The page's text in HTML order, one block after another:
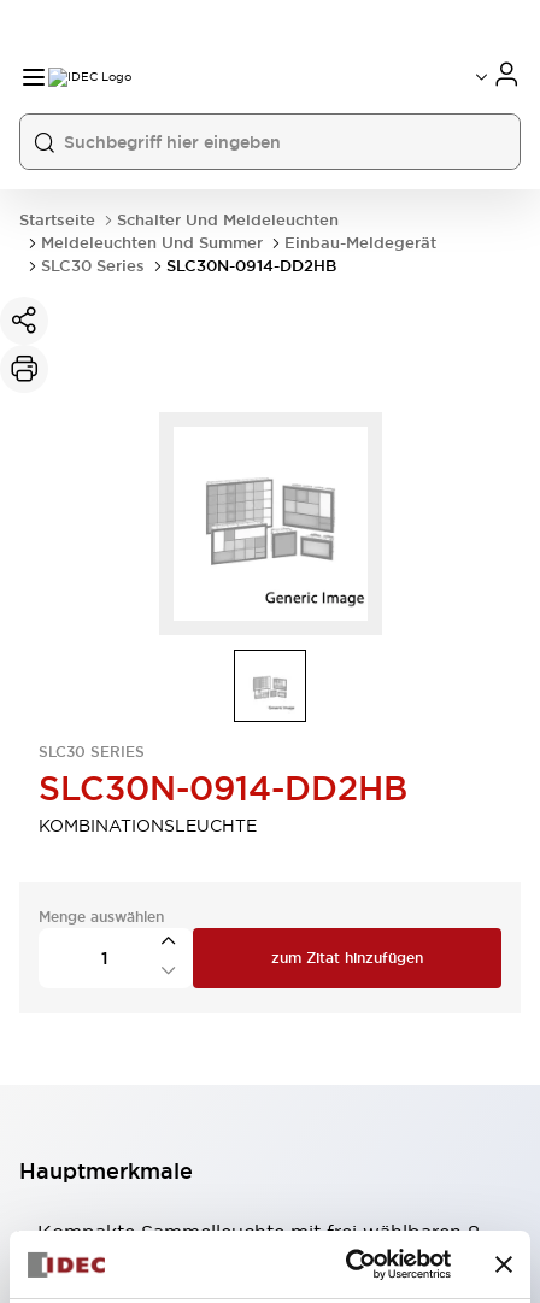
Startseite
Schalter Und Meldeleuchten
Meldeleuchten Und Summer
Einbau-Meldegerät
SLC30 Series
SLC30N-0914-DD2HB
SLC30 SERIES
SLC30N-0914-DD2HB
KOMBINATIONSLEUCHTE
Menge auswählen
zum Zitat hinzufügen
Hauptmerkmale
Kompakte Sammelleuchte mit frei wählbaren 8
Arten von beleuchteten Flächen.